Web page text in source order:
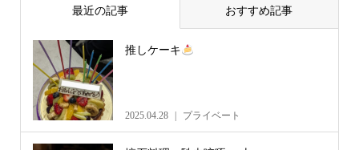
最近の記事 おすすめ記事
推しケーキ
2025.04.28 プライベート